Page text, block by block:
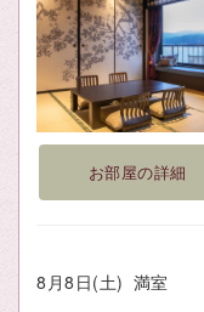
お部屋の詳細
8月8日(土) 満室